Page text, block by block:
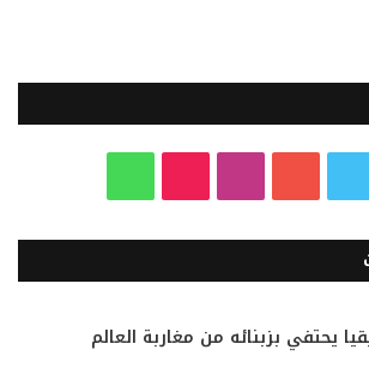
ي
ت
س
k
T
ت
س
يحتفي بزبنائه من مغاربة العالم